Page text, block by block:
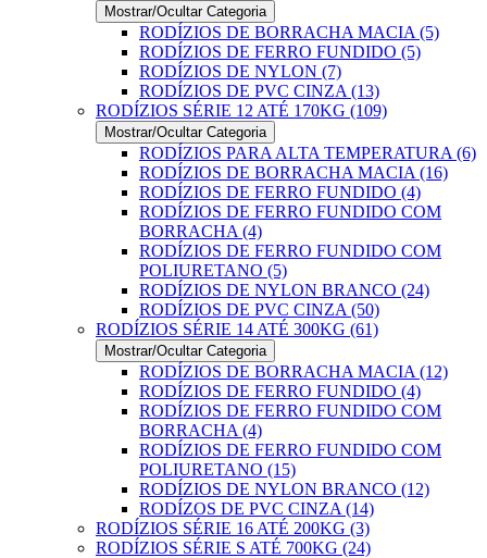
Mostrar/Ocultar Categoria
RODÍZIOS DE BORRACHA MACIA (5)
RODÍZIOS DE FERRO FUNDIDO (5)
RODÍZIOS DE NYLON (7)
RODÍZIOS DE PVC CINZA (13)
RODÍZIOS SÉRIE 12 ATÉ 170KG (109)
Mostrar/Ocultar Categoria
RODÍZIOS PARA ALTA TEMPERATURA (6)
RODÍZIOS DE BORRACHA MACIA (16)
RODÍZIOS DE FERRO FUNDIDO (4)
RODÍZIOS DE FERRO FUNDIDO COM
BORRACHA (4)
RODÍZIOS DE FERRO FUNDIDO COM
POLIURETANO (5)
RODÍZIOS DE NYLON BRANCO (24)
RODÍZIOS DE PVC CINZA (50)
RODÍZIOS SÉRIE 14 ATÉ 300KG (61)
Mostrar/Ocultar Categoria
RODÍZIOS DE BORRACHA MACIA (12)
RODÍZIOS DE FERRO FUNDIDO (4)
RODÍZIOS DE FERRO FUNDIDO COM
BORRACHA (4)
RODÍZIOS DE FERRO FUNDIDO COM
POLIURETANO (15)
RODÍZIOS DE NYLON BRANCO (12)
RODÍZOS DE PVC CINZA (14)
RODÍZIOS SÉRIE 16 ATÉ 200KG (3)
RODÍZIOS SÉRIE S ATÉ 700KG (24)